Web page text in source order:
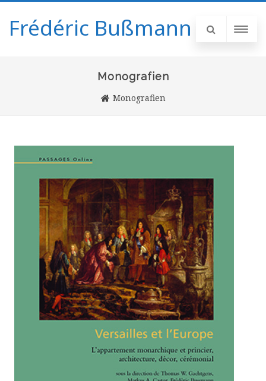
Frédéric Bußmann
Monografien
Monografien